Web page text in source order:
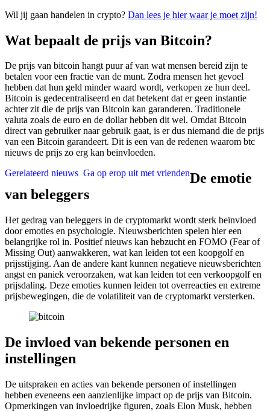
Wil jij gaan handelen in crypto? Dan lees je hier waar je moet zijn!
Wat bepaalt de prijs van Bitcoin?
De prijs van bitcoin hangt puur af van wat mensen bereid zijn te
betalen voor een fractie van de munt. Zodra mensen het gevoel
hebben dat hun geld minder waard wordt, verkopen ze hun deel.
Bitcoin is gedecentraliseerd en dat betekent dat er geen instantie
achter zit die de prijs van Bitcoin kan garanderen. Traditionele
valuta zoals de euro en de dollar hebben dit wel. Omdat Bitcoin
direct van gebruiker naar gebruik gaat, is er dus niemand die de prijs
van een Bitcoin garandeert. Dit is een van de redenen waarom btc
nieuws de prijs zo erg kan beïnvloeden.
Gerelateerd nieuws Ga op erop uit met vriendenDe emotie
van beleggers
Het gedrag van beleggers in de cryptomarkt wordt sterk beïnvloed
door emoties en psychologie. Nieuwsberichten spelen hier een
belangrijke rol in. Positief nieuws kan hebzucht en FOMO (Fear of
Missing Out) aanwakkeren, wat kan leiden tot een koopgolf en
prijsstijging. Aan de andere kant kunnen negatieve nieuwsberichten
angst en paniek veroorzaken, wat kan leiden tot een verkoopgolf en
prijsdaling. Deze emoties kunnen leiden tot overreacties en extreme
prijsbewegingen, die de volatiliteit van de cryptomarkt versterken.
De invloed van bekende personen en
instellingen
De uitspraken en acties van bekende personen of instellingen
hebben eveneens een aanzienlijke impact op de prijs van Bitcoin.
Opmerkingen van invloedrijke figuren, zoals Elon Musk, hebben